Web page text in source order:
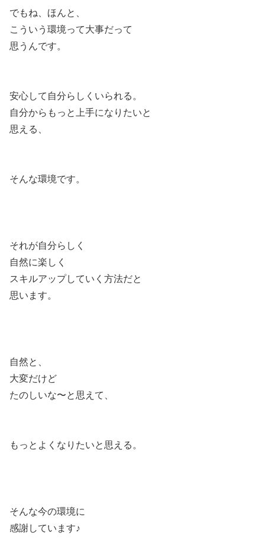
でもね、ほんと、
こういう環境って大事だって
思うんです。
安心して自分らしくいられる。
自分からもっと上手になりたいと
思える、
そんな環境です。
それが自分らしく
自然に楽しく
スキルアップしていく方法だと
思います。
自然と、
大変だけど
たのしいな〜と思えて、
もっとよくなりたいと思える。
そんな今の環境に
感謝しています♪